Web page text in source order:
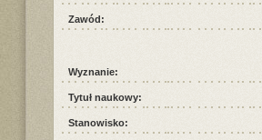
Zawód:
Wyznanie:
Tytuł naukowy:
Stanowisko: